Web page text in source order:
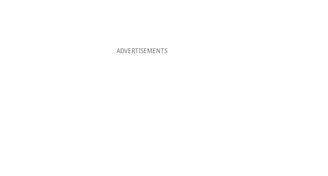
ADVERTISEMENTS